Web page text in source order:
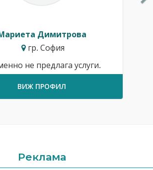
Димитрова
гр. София
не предлага услуги.
ВИЖ ПРОФИЛ
Реклама